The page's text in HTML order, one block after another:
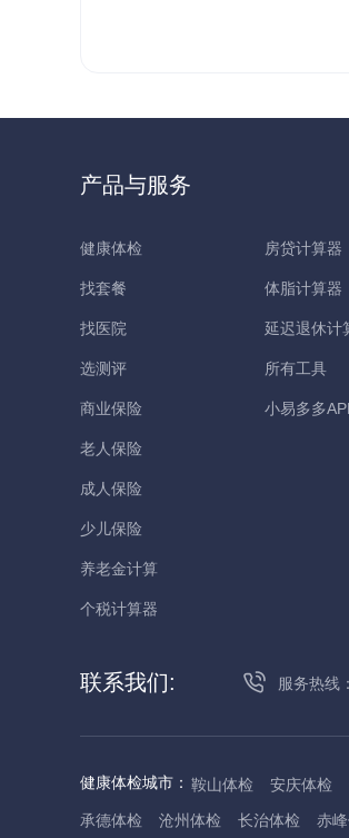
产品与服务
健康体检
找套餐
找医院
选测评
商业保险
老人保险
成人保险
少儿保险
养老金计算
个税计算器
房贷计算器
体脂计算器
延迟退休计
所有工具
小易多多
联系我们: 服务热线：
健康体检城市： 鞍山体检 安庆体检
承德体检
沧州体检 长治体检 赤